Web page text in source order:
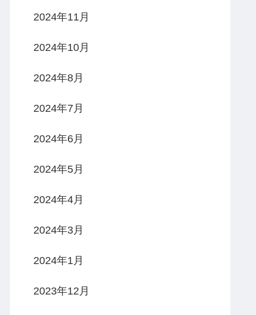
2024年11月
2024年10月
2024年8月
2024年7月
2024年6月
2024年5月
2024年4月
2024年3月
2024年1月
2023年12月